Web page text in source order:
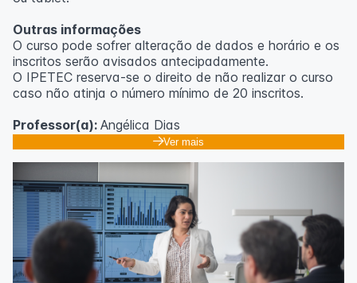
Outras informações
O curso pode sofrer alteração de dados e horário e os
inscritos serão avisados ​​antecipadamente.
O IPETEC reserva-se o direito de não realizar o curso
caso não atinja o número mínimo de 20 inscritos.
Professor(a): Angélica Dias
Ver mais